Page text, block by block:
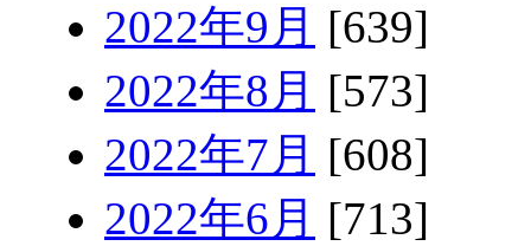
2022年9月 [639]
2022年8月 [573]
2022年7月 [608]
2022年6月 [713]